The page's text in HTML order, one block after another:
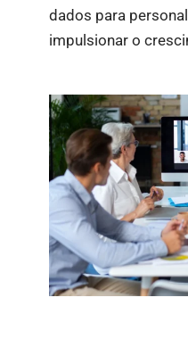
dados para
impulsionar o